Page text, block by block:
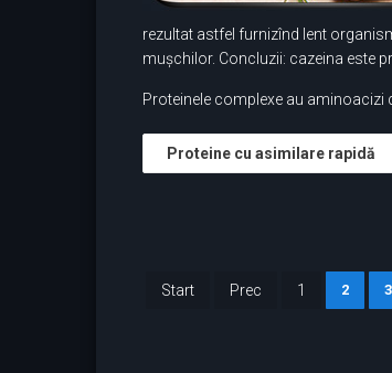
rezultat astfel furnizînd lent
mușchilor. Concluzii: cazeina este
Proteinele complexe au
Proteine cu asimilare rapidă
Start Prec 1 2 3